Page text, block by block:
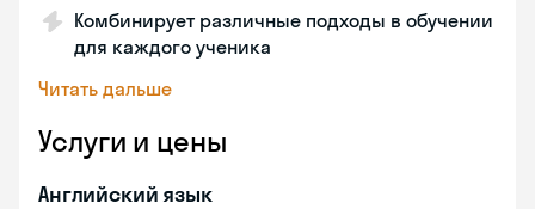
Комбинирует различные подходы в обучении
для каждого ученика
Читать дальше
Услуги и цены
Английский язык